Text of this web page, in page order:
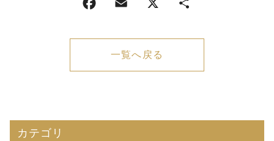
一覧へ戻る
カテゴリ